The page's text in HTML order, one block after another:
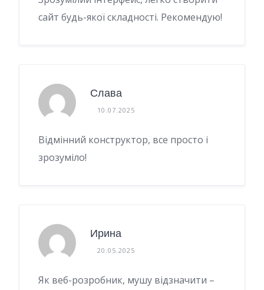
сайт будь-якої складності. Рекомендую!
Слава
10.07.2025
Відмінний конструктор, все просто і
зрозуміло!
Ирина
20.05.2025
Як веб-розробник, мушу відзначити –